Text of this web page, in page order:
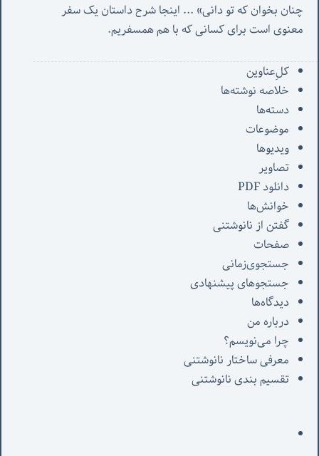
چنان بخوان که تو دانی» ...
معنوی است برای کسانی که با هم همسفریم.
کل‌ِعناوین
خلاصه نوشته‌ها
دسته‌ها
موضوعات
ویدیوها
تصاویر
دانلود PDF
خوانش‌ها
گفتن از نانوشتنی
صفحات
جستجوی‌زمانی
جستجوهای پیشنهادی
دیدگاه‌ها
درباره من
چرا می‌نویسم؟
معرفی‌ ساختار نانوشتنی
تقسیم بندی نانوشتنی